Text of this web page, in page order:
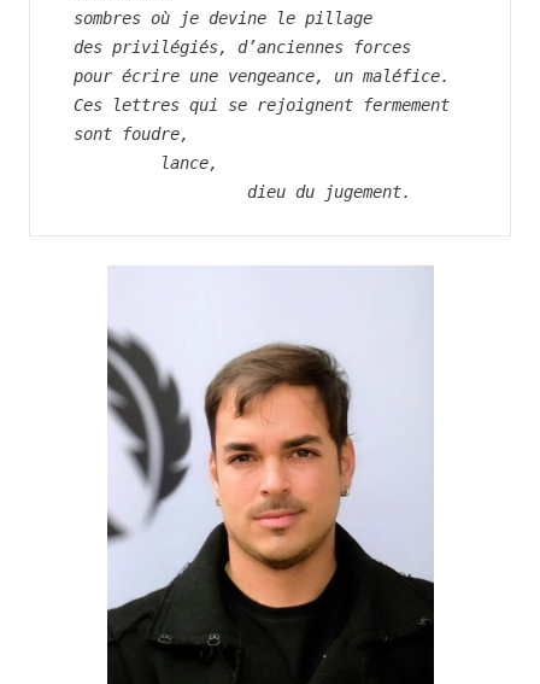
sombres où je devine le pillage
des privilégiés, d’anciennes forces
pour écrire une vengeance, un maléfice.
Ces lettres qui se rejoignent fermement
sont foudre,
lance,
dieu du jugement.